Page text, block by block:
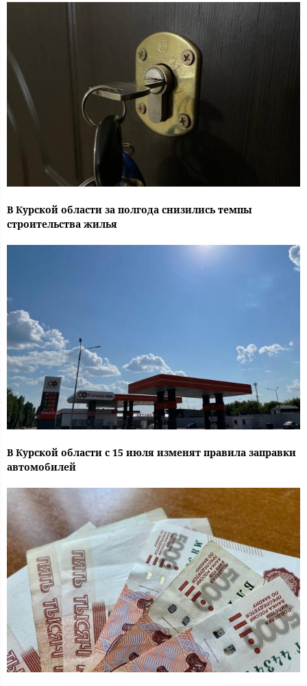
В Курской области за полгода снизились темпы
строительства жилья
В Курской области с 15 июля изменят правила заправки
автомобилей